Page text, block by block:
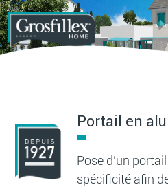
Aller
au
contenu
principal
Portail en
Pose d’un
spécificité afin